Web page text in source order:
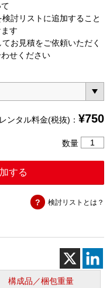
討リストに追加すること
す
お見積をご依頼いただく
せください
レンタル料金(税抜)： ¥750
数量
ン
G82）
個
する
検討リストとは？
構成品／梱包重量